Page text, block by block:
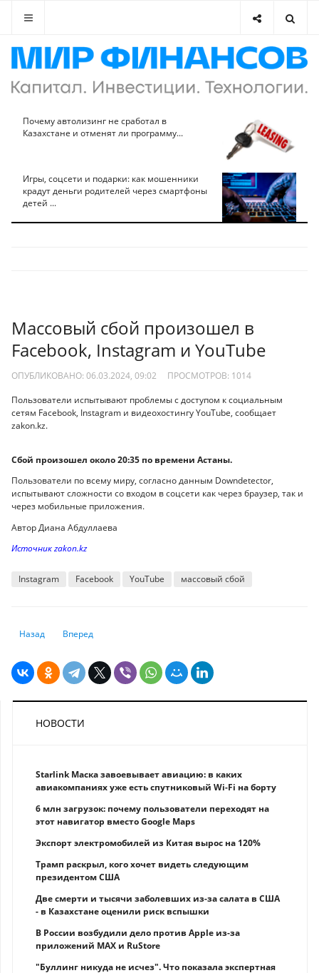
Почему автолизинг не сработал в
Казахстане и отменят ли программу...
Игры, соцсети и подарки: как мошенники
крадут деньги родителей через смартфоны
детей ...
Массовый сбой произошел в
Facebook, Instagram и YouTube
ОПУБЛИКОВАНО: 06.03.2024, 09:02 ПРОСМОТРОВ: 1014
Пользователи испытывают проблемы с доступом к социальным
сетям Facebook, Instagram и видеохостингу YouTube, сообщает
zakon.kz.
Сбой произошел около 20:35 по времени Астаны.
Пользователи по всему миру, согласно данным Downdetector,
испытывают сложности со входом в соцсети как через браузер, так и
через мобильные приложения.
Автор Диана Абдуллаева
Источник zakon.kz
Instagram Facebook YouTube массовый сбой
Предыдущий: ЕЦБ ожидает замедления инфляции в еврозоне
Назад Следующий: Некоторые города на Земле стремительно
Вперед
НОВОСТИ
Starlink Маска завоевывает авиацию: в каких
авиакомпаниях уже есть спутниковый Wi-Fi на борту
6 млн загрузок: почему пользователи переходят на
этот навигатор вместо Google Maps
Экспорт электромобилей из Китая вырос на 120%
Трамп раскрыл, кого хочет видеть следующим
президентом США
Две смерти и тысячи заболевших из-за салата в США
- в Казахстане оценили риск вспышки
В России возбудили дело против Apple из-за
приложений MAX и RuStore
"Буллинг никуда не исчез". Что показала экспертная